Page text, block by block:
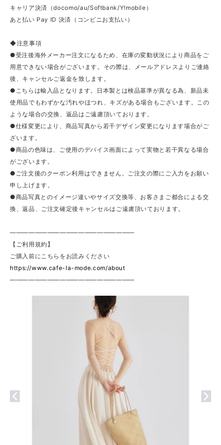
キャリア決済（docomo/au/Softbank/Y!mobile）
あと払い Pay ID 決済（コンビニお支払い）
◆注意事項
●受注後海外メーカー注文になるため、在庫の変動状況により商品をご
用意できない場合がございます。その際は、メールアドレスよりご連絡
後、キャンセルご返金を致します。
●こちらは輸入品となります。日本製とは検品基準が異なる為、新品未
使用品でもわずかな汚れやほつれ、キズがある場合もございます。この
ような場合の交換、返品はご遠慮頂いております。
●仕様変更により、商品写真から若干デザイン変更になります場合がご
ざいます。
●商品の色味は、ご使用のデバイス画面によって実物と若干異なる場合
がございます。
●ご注文後のクーポン利用はできません。ご注文の際にご入力をお願い
申し上げます。
●商品写真とのイメージ違いやサイズ交換等、お客さまご都合による交
換、返品、ご注文確定後キャンセルはご遠慮頂いております。
————————————————————
【ご利用規約】
ご購入前にこちらをお読みください
https://www.cafe-la-mode.com/about
————————————————————